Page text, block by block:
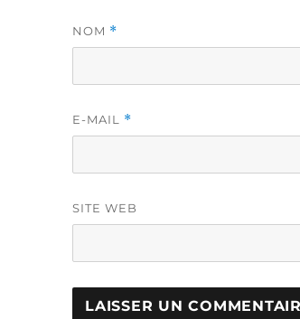
NOM *
E-MAIL *
SITE WEB